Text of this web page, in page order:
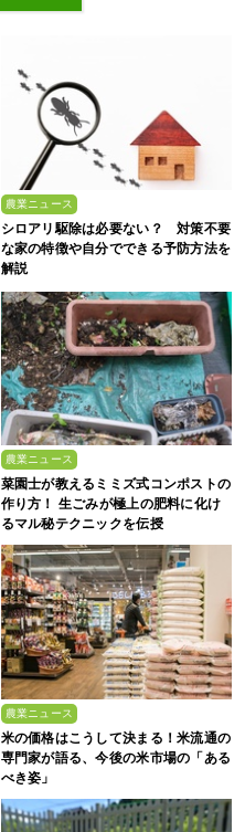
農業ニュース
シロアリ駆除は必要ない？ 対策不要
な家の特徴や自分でできる予防方法を
解説
農業ニュース
菜園士が教えるミミズ式コンポストの
作り方！ 生ごみが極上の肥料に化け
るマル秘テクニックを伝授
農業ニュース
米の価格はこうして決まる！米流通の
専門家が語る、今後の米市場の「ある
べき姿」